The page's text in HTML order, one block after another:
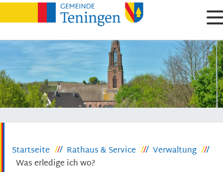
Startseite Rathaus & Service
Verwaltung
Was erledige ich wo?